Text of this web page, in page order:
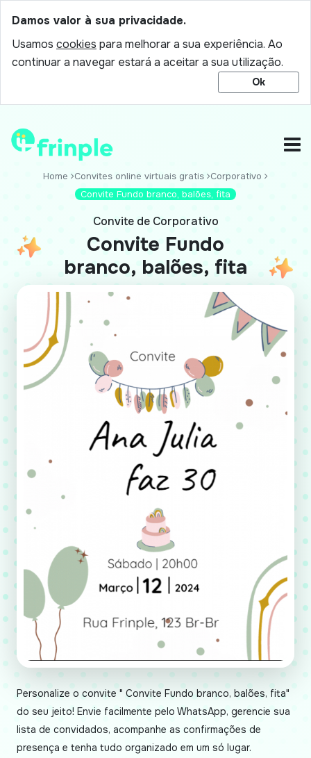
Damos valor à sua privacidade.
Usamos cookies para melhorar a sua experiência. Ao
continuar a navegar estará a aceitar a sua utilização.
Ok
Home Convites online virtuais gratis Corporativo
Convite Fundo branco, balões, fita
Convite de Corporativo
Convite Fundo
branco, balões, fita
Personalize o convite " Convite Fundo branco, balões, fita"
do seu jeito! Envie facilmente pelo WhatsApp, gerencie sua
lista de convidados, acompanhe as confirmações de
presença e tenha tudo organizado em um só lugar.